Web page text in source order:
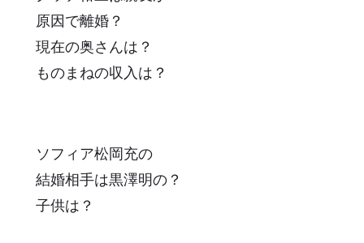
原因で離婚？
現在の奥さんは？
ものまねの収入は？
ソフィア松岡充の
結婚相手は黒澤明の？
子供は？